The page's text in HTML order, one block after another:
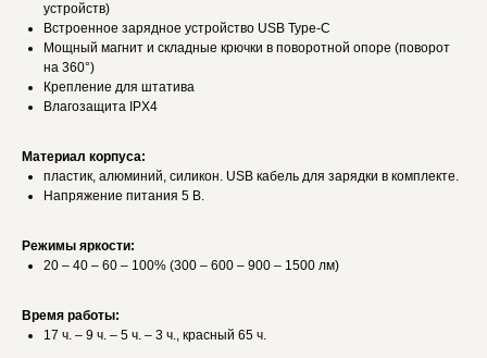
устройств)
Встроенное зарядное устройство USB Type-C
Мощный магнит и складные крючки в поворотной опоре (поворот
на 360°)
Крепление для штатива
Влагозащита IPX4
Материал корпуса:
пластик, алюминий, силикон. USB кабель для зарядки в комплекте.
Напряжение питания 5 В.
Режимы яркости:
20 – 40 – 60 – 100% (300 – 600 – 900 – 1500 лм)
Время работы:
17 ч. – 9 ч. – 5 ч. – 3 ч., красный 65 ч.